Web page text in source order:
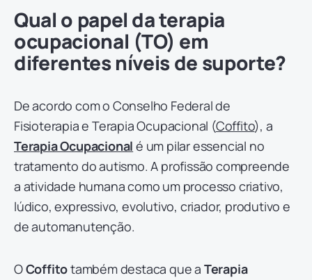
Qual o papel da terapia
ocupacional (TO) em
diferentes níveis de suporte?
De acordo com o Conselho Federal de
Fisioterapia e Terapia Ocupacional (Coffito), a
Terapia Ocupacional é um pilar essencial no
tratamento do autismo. A profissão compreende
a atividade humana como um processo criativo,
lúdico, expressivo, evolutivo, criador, produtivo e
de automanutenção.
OCoffitotambém destaca que a Terapia